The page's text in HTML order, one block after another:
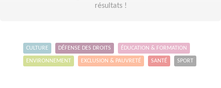
résultats !
CULTURE DÉFENSE DES DROITS ÉDUCATION & FORMATION
ENVIRONNEMENT EXCLUSION & PAUVRETÉ SANTÉ SPORT